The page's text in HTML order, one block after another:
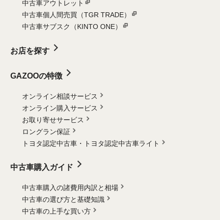
中古車アウトレット
中古車個人間売買（TGR TRADE）
中古車サブスク（KINTO ONE）
お店を探す
GAZOOの特徴
オンライン相談サービス
オンライン購入サービス
お取り寄せサービス
ロングラン保証
トヨタ認定中古車・
トヨタ認定中古車ライト
中古車購入ガイド
中古車購入の諸費用内訳と相場
中古車の選び方と基礎知識
中古車の上手な買い方